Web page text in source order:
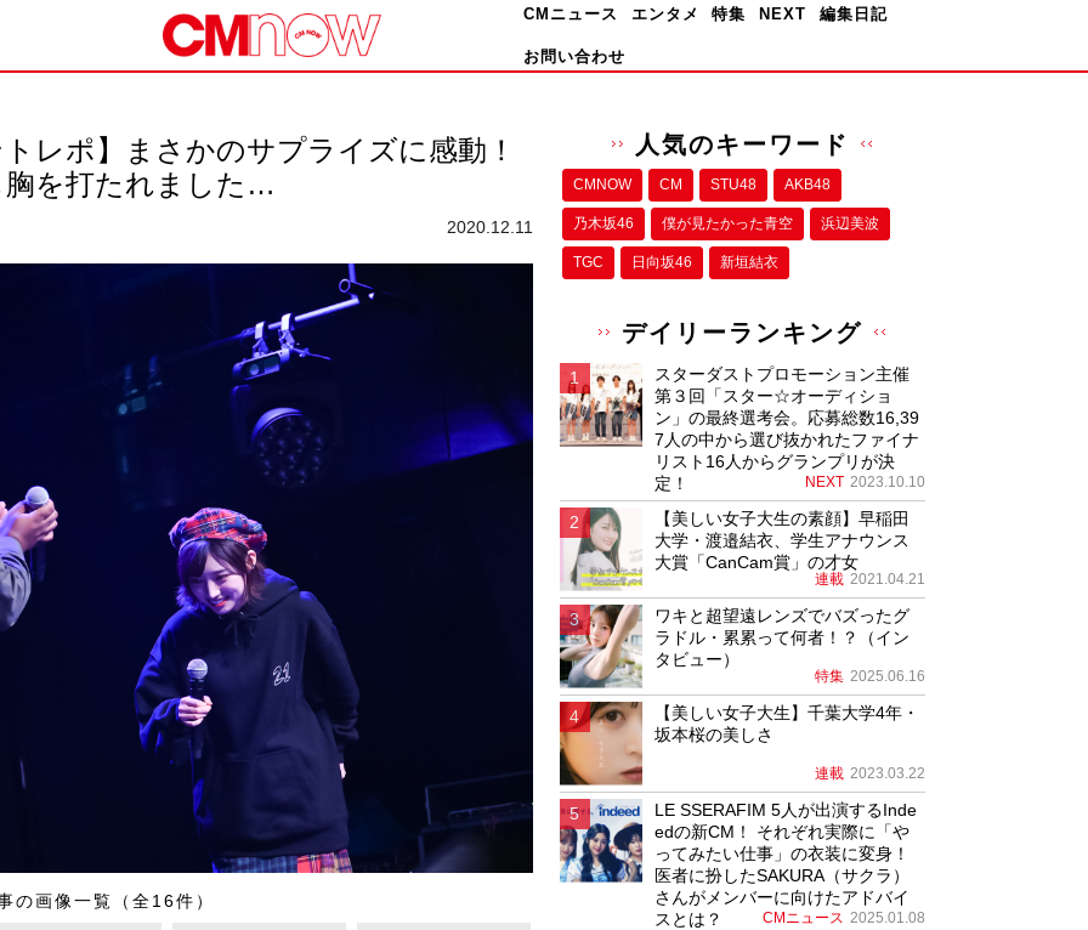
CMニュース エンタメ 特集 NEXT 編集日記
お問い合わせ
レポ】まさかのサプライズに感動！
胸を打たれました…
2020.12.11
の画像一覧（全16件）
人気のキーワード
CMNOW CM STU48 AKB48
乃木坂46 僕が⾒たかった⻘空 浜辺美波
TGC 日向坂46 新垣結衣
デイリーランキング
スターダストプロモーション主催
第３回「スター☆オーディショ
ン」の最終選考会。応募総数16,39
7人の中から選び抜かれたファイナ
リスト16人からグランプリが決
定！
NEXT 2023.10.10
【美しい女子大生の素顔】早稲田
大学・渡邉結衣、学生アナウンス
大賞「CanCam賞」の才女
連載 2021.04.21
ワキと超望遠レンズでバズったグ
ラドル・累累って何者！？（イン
タビュー）
特集 2025.06.16
【美しい女子大生】千葉大学4年・
坂本桜の美しさ
連載 2023.03.22
LE SSERAFIM 5人が出演するInde
edの新CM！ それぞれ実際に「や
ってみたい仕事」の衣装に変身！
医者に扮したSAKURA（サクラ）
さんがメンバーに向けたアドバイ
スとは？
CMニュース 2025.01.08